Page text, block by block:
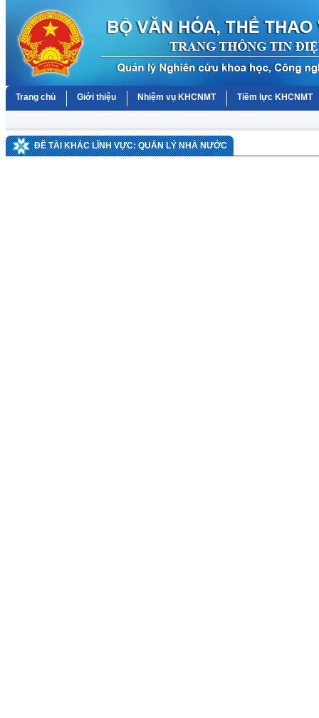
Trang chủ Giới thiệu Nhiệm vụ KHCNMT Tiềm lực KHCNMT
ĐỀ TÀI KHÁC LĨNH VỰC: QUẢN LÝ NHÀ NƯỚC